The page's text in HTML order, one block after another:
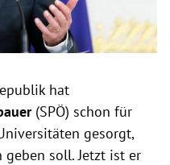
hat
(SPÖ) schon für
gesorgt,
soll. Jetzt ist er